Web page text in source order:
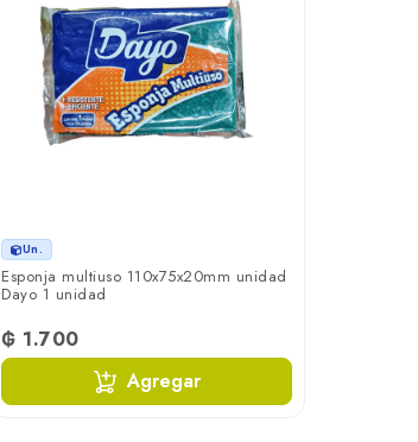
Un.
Esponja multiuso 110x75x20mm unidad
Dayo 1 unidad
₲ 1.700
Agregar